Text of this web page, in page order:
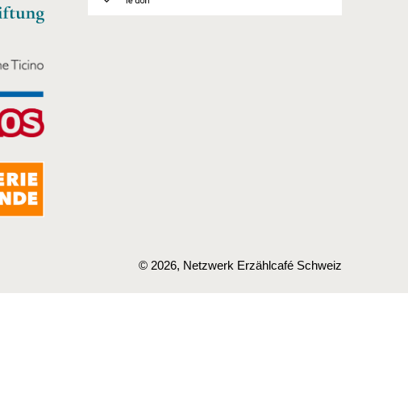
© 2026, Netzwerk Erzählcafé Schweiz